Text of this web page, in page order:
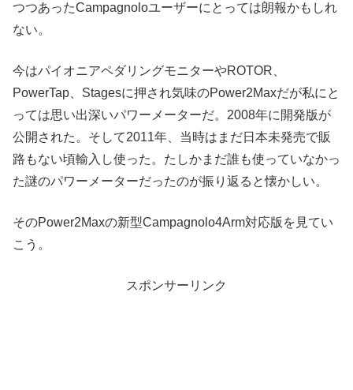
つつあったCampagnoloユーザーにとっては朗報かもしれ
ない。
今はパイオニアペダリングモニターやROTOR、
PowerTap、Stagesに押され気味のPower2Maxだが私にと
っては思い出深いパワーメーターだ。2008年に開発版が
公開された。そして2011年、当時はまだ日本未発売で販
路もない頃輸入し使った。たしかまだ誰も使っていなかっ
た謎のパワーメーターだったのが振り返ると懐かしい。
そのPower2Maxの新型Campagnolo4Arm対応版を見てい
こう。
スポンサーリンク